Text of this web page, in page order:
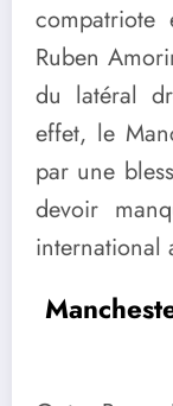
compatriote
Ruben
du latéral
effet, le
par une
devoir
international